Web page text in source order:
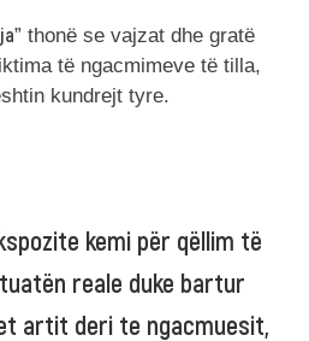
” thonë se vajzat dhe gratë
të ngacmimeve të tilla,
kundrejt tyre.
kemi për qëllim të
reale duke bartur
artit deri te ngacmuesit,